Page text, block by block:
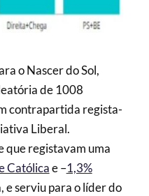
o Nascer do Sol,
de 1008
contrapartida regista-
Liberal.
que registavam uma
Católicae –1,3%
e serviu para o líder do